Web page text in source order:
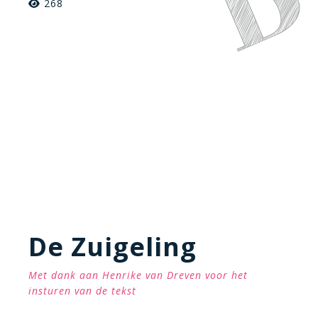
268
De Zuigeling
Met dank aan Henrike van Dreven voor het
insturen van de tekst